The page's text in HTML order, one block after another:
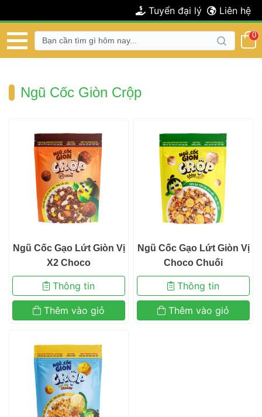
Liên hệ
Tuyển đại lý
0
Ngũ Cốc Giòn Crộp
Ngũ Cốc Gạo Lứt Giòn Vị
X2 Choco
Thông tin
Thêm vào giỏ
Ngũ Cốc Gạo Lứt Giòn Vị
Choco Chuối
Thông tin
Thêm vào giỏ